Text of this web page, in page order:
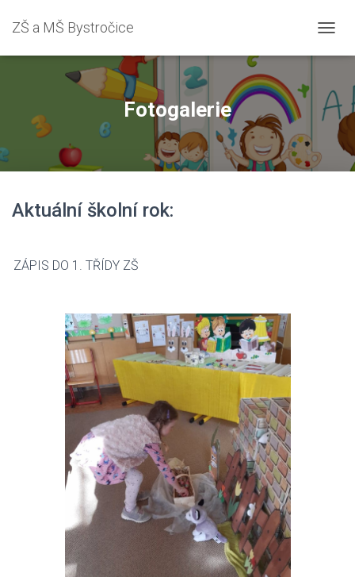
ZŠ a MŠ Bystročice
Fotogalerie
Aktuální školní rok:
ZÁPIS DO 1. TŘÍDY ZŠ